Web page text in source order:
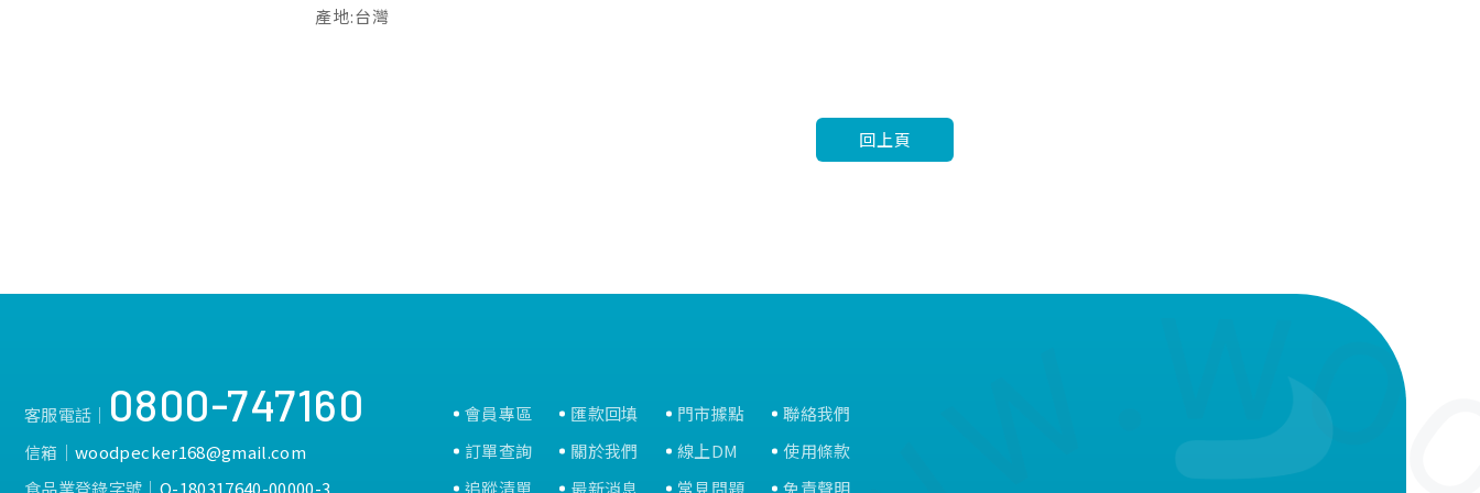
產地:台灣
回上頁
客服電話│ 0800-747160
信箱│woodpecker168@gmail.com
食品業登錄字號│ Q-180317640-00000-3
會員專區
訂單查詢
追蹤清單
匯款回填
關於我們
最新消息
門市據點
線上DM
常見問題
聯絡我們
使用條款
免責聲明